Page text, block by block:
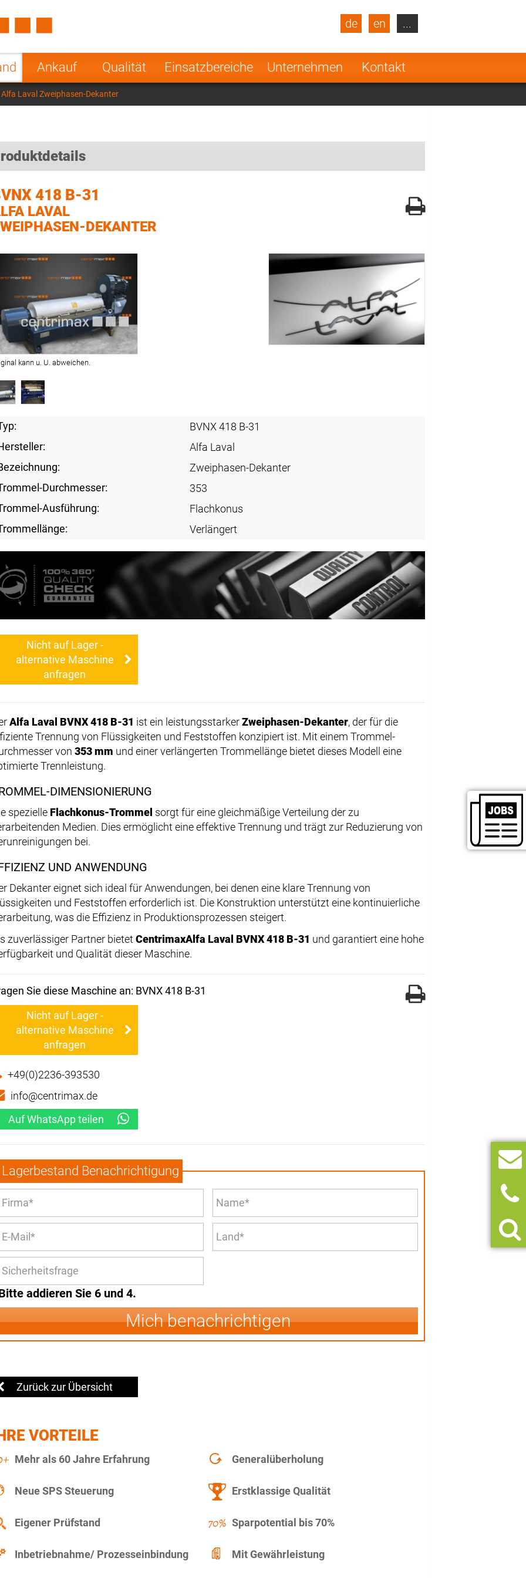
Ankauf Qualität Einsatzbereiche Unternehmen Kontakt
de en
Turkey
Poland Norway
Netherlands
India
...
Laval Zweiphasen-Dekanter
418 B-31
LAVAL
DEKANTER
kann u. U. abweichen.
BVNX 418 B-31
Alfa Laval
Zweiphasen-Dekanter
Durchmesser:
353
Ausführung:
Flachkonus
Verlängert
Nicht auf Lager -
alternative Maschine
anfragen
Alfa Laval BVNX 418 B-31 ist ein leistungsstarkerZweiphasen-Dekanter, der für die
Trennung von Flüssigkeiten und Feststoffen konzipiert ist. Mit einem Trommel-
von 353 mm und einer verlängerten Trommellänge bietet dieses Modell eine
Trennleistung.
DIMENSIONIERUNG
spezielle Flachkonus-Trommel sorgt für eine gleichmäßige Verteilung der zu
Medien. Dies ermöglicht eine effektive Trennung und trägt zur Reduzierung von
bei.
UND ANWENDUNG
Dekanter eignet sich ideal für Anwendungen, bei denen eine klare Trennung von
und Feststoffen erforderlich ist. Die Konstruktion unterstützt eine kontinuierliche
was die Effizienz in Produktionsprozessen steigert.
zuverlässiger Partner bietet CentrimaxAlfa Laval BVNX 418 B-31 und garantiert eine hohe
und Qualität dieser Maschine.
Sie diese Maschine an: BVNX 418 B-31
Nicht auf Lager -
alternative Maschine
anfragen
+49(0)2236-393530
info@centrimax.de
Auf WhatsApp teilen
Lagerbestand Benachrichtigung
addieren Sie 6 und 4.
Mich benachrichtigen
Zurück zur Übersicht
VORTEILE
Mehr als 60 Jahre Erfahrung Generalüberholung
Neue SPS Steuerung Erstklassige Qualität
Eigener Prüfstand Sparpotential bis 70%
Inbetriebnahme/ Prozesseinbindung Mit Gewährleistung